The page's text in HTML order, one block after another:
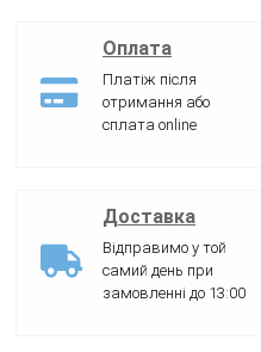
Оплата
Платіж після
отримання або
сплата online
Доставка
Відправимо у той
самий день при
замовленні до 13:00